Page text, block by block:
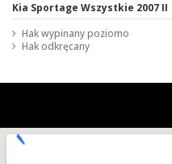
Kia Sportage Wszystkie 2007 II
Hak wypinany poziomo
Hak odkręcany